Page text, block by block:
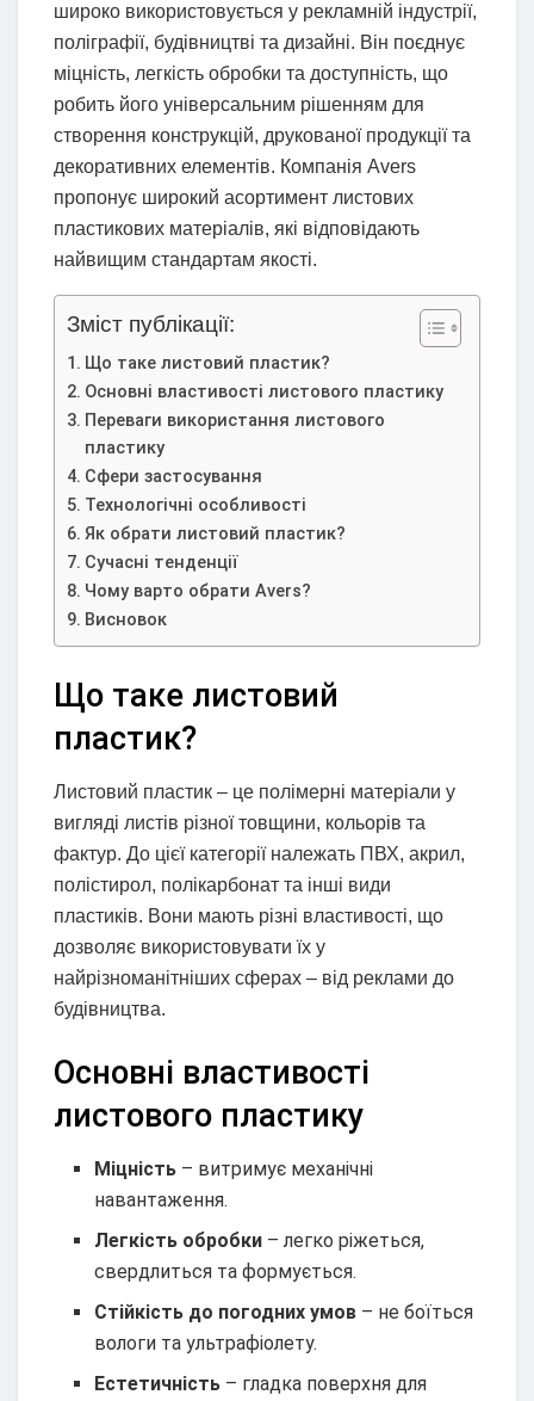
широко використовується у рекламній індустрії,
поліграфії, будівництві та дизайні. Він поєднує
міцність, легкість обробки та доступність, що
робить його універсальним рішенням для
створення конструкцій, друкованої продукції та
декоративних елементів. Компанія Avers
пропонує широкий асортимент листових
пластикових матеріалів, які відповідають
найвищим стандартам якості.
Зміст публікації:
Що таке листовий пластик?
Основні властивості листового пластику
Переваги використання листового
пластику
Сфери застосування
Технологічні особливості
Як обрати листовий пластик?
Сучасні тенденції
Чому варто обрати Avers?
Висновок
Що таке листовий
пластик?
Листовий пластик – це полімерні матеріали у
вигляді листів різної товщини, кольорів та
фактур. До цієї категорії належать ПВХ, акрил,
полістирол, полікарбонат та інші види
пластиків. Вони мають різні властивості, що
дозволяє використовувати їх у
найрізноманітніших сферах – від реклами до
будівництва.
Основні властивості
листового пластику
Міцність – витримує механічні
навантаження.
Легкість обробки – легко ріжеться,
свердлиться та формується.
Стійкість до погодних умов – не боїться
вологи та ультрафіолету.
Естетичність – гладка поверхня для